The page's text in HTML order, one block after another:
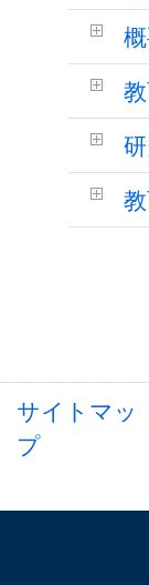
サイトマッ
プ